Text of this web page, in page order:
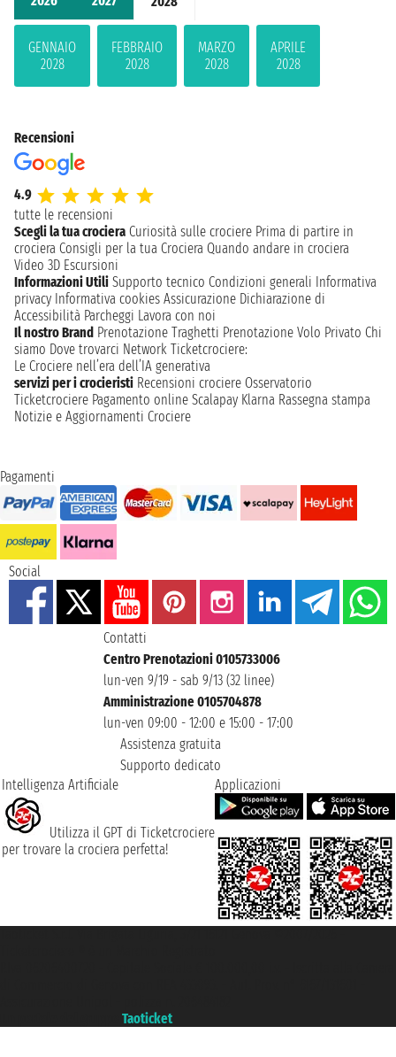
GENNAIO
2028
FEBBRAIO
2028
MARZO
2028
APRILE
2028
Recensioni
4.9
tutte le recensioni
Scegli la tua crociera Curiosità sulle crociere Prima di partire in
crociera Consigli per la tua Crociera Quando andare in crociera
Video 3D Escursioni
Informazioni Utili Supporto tecnico Condizioni generali Informativa
privacy Informativa cookies Assicurazione Dichiarazione di
Accessibilità Parcheggi Lavora con noi
Il nostro Brand Prenotazione Traghetti Prenotazione Volo Privato Chi
siamo Dove trovarci Network Ticketcrociere:
Le Crociere nell’era dell’IA generativa
servizi per i crocieristi Recensioni crociere Osservatorio
Ticketcrociere Pagamento online Scalapay Klarna Rassegna stampa
Notizie e Aggiornamenti Crociere
Pagamenti
Social
Contatti
Centro Prenotazioni 0105733006
lun-ven 9/19 - sab 9/13 (32 linee)
Amministrazione 0105704878
lun-ven 09:00 - 12:00 e 15:00 - 17:00
Assistenza gratuita
Supporto dedicato
Intelligenza Artificiale
Utilizza il GPT di Ticketcrociere
per trovare la crociera perfetta!
Applicazioni
Taoticket